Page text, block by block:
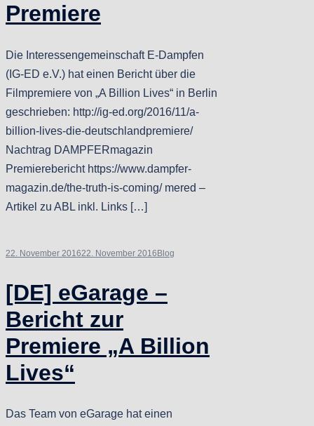
Premiere
Die Interessengemeinschaft E-Dampfen
(IG-ED e.V.) hat einen Bericht über die
Filmpremiere von „A Billion Lives“ in Berlin
geschrieben: http://ig-ed.org/2016/11/a-
billion-lives-die-deutschlandpremiere/
Nachtrag DAMPFERmagazin
Premierebericht https://www.dampfer-
magazin.de/the-truth-is-coming/ mered –
Artikel zu ABL inkl. Links […]
22. November 201622. November 2016 Blog
[DE] eGarage –
Bericht zur
Premiere „A Billion
Lives“
Das Team von eGarage hat einen